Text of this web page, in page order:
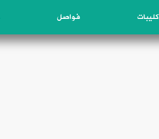
كليبات فواصل